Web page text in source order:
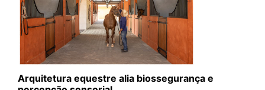
Arquitetura equestre alia biossegurança e